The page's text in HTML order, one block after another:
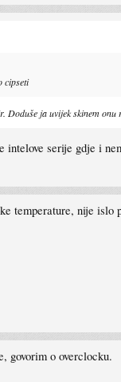
cipseti
Doduše ja uvijek skinem
intelove serije gdje i
temperature, nije
govorim o overclocku.